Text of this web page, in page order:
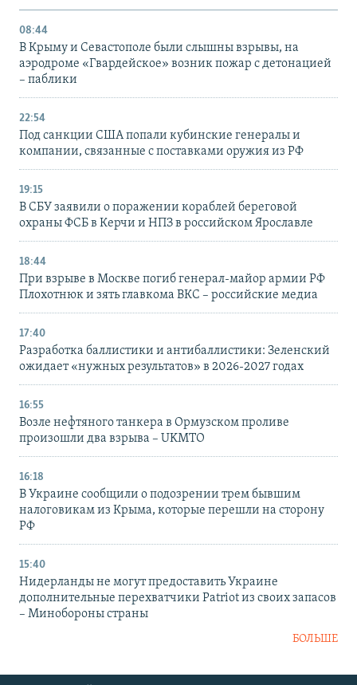
08:44
В Крыму и Севастополе были слышны взрывы, на
аэродроме «Гвардейское» возник пожар с детонацией
– паблики
22:54
Под санкции США попали кубинские генералы и
компании, связанные с поставками оружия из РФ
19:15
В СБУ заявили о поражении кораблей береговой
охраны ФСБ в Керчи и НПЗ в российском Ярославле
18:44
При взрыве в Москве погиб генерал-майор армии РФ
Плохотнюк и зять главкома ВКС – российские медиа
17:40
Разработка баллистики и антибаллистики: Зеленский
ожидает «нужных результатов» в 2026-2027 годах
16:55
Возле нефтяного танкера в Ормузском проливе
произошли два взрыва – UKMTO
16:18
В Украине сообщили о подозрении трем бывшим
налоговикам из Крыма, которые перешли на сторону
РФ
15:40
Нидерланды не могут предоставить Украине
дополнительные перехватчики Patriot из своих запасов
– Минобороны страны
БОЛЬШЕ